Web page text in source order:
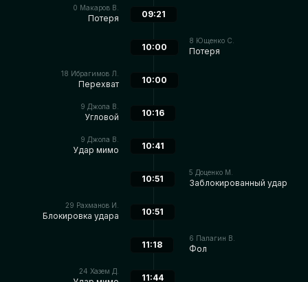
0 Макаров В.
Потеря 09:21
8 Ющенко С.
Потеря
10:00
18 Ибрагимов Л.
Перехват 10:00
9 Джола В.
Угловой 10:16
9 Джола В.
Удар мимо 10:41
5 Доценко М.
Заблокированный удар
10:51
29 Рахманов И.
Блокировка удара 10:51
6 Палагин В.
Фол
11:18
24 Хазем Д.
11:44